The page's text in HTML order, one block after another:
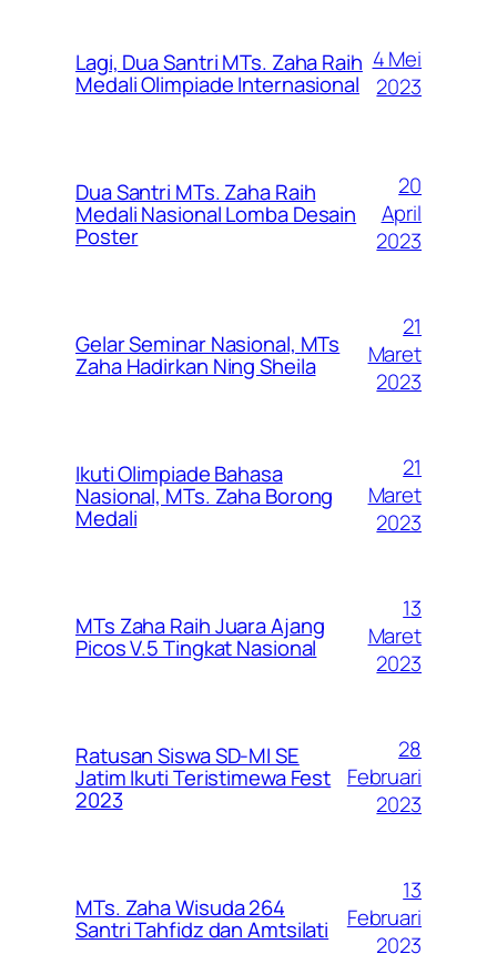
Lagi, Dua Santri MTs. Zaha Raih
Medali Olimpiade Internasional
4 Mei
2023
Dua Santri MTs. Zaha Raih
Medali Nasional Lomba Desain
Poster
20
April
2023
Gelar Seminar Nasional, MTs
Zaha Hadirkan Ning Sheila
21
Maret
2023
Ikuti Olimpiade Bahasa
Nasional, MTs. Zaha Borong
Medali
21
Maret
2023
MTs Zaha Raih Juara Ajang
Picos V.5 Tingkat Nasional
13
Maret
2023
Ratusan Siswa SD-MI SE
Jatim Ikuti Teristimewa Fest
2023
28
Februari
2023
MTs. Zaha Wisuda 264
Santri Tahfidz dan Amtsilati
13
Februari
2023